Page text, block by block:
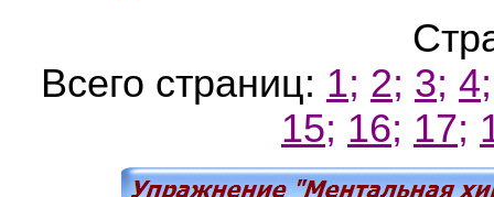
Всего страниц: 1; 2; 3; 4;
15; 16; 17;